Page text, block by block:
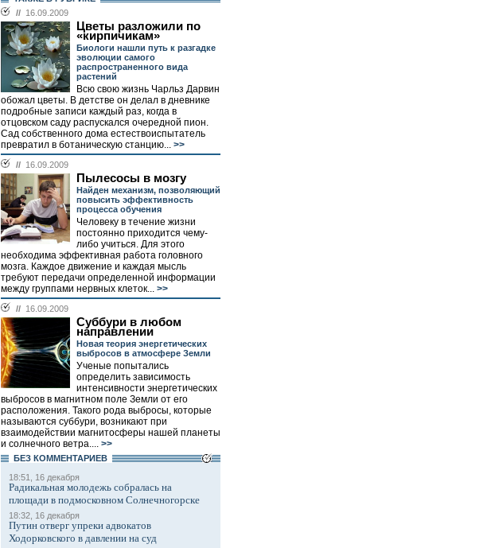
// 16.09.2009
Цветы разложили по
«кирпичикам»
Биологи нашли путь к разгадке
эволюции самого
распространенного вида
растений
Всю свою жизнь Чарльз Дарвин
обожал цветы. В детстве он делал в дневнике
подробные записи каждый раз, когда в
отцовском саду распускался очередной пион.
Сад собственного дома естествоиспытатель
превратил в ботаническую станцию... >>
// 16.09.2009
Пылесосы в мозгу
Найден механизм, позволяющий
повысить эффективность
процесса обучения
Человеку в течение жизни
постоянно приходится чему-
либо учиться. Для этого
необходима эффективная работа головного
мозга. Каждое движение и каждая мысль
требуют передачи определенной информации
между группами нервных клеток... >>
// 16.09.2009
Суббури в любом
направлении
Новая теория энергетических
выбросов в атмосфере Земли
Ученые попытались
определить зависимость
интенсивности энергетических
выбросов в магнитном поле Земли от его
расположения. Такого рода выбросы, которые
называются суббури, возникают при
взаимодействии магнитосферы нашей планеты
и солнечного ветра.... >>
БЕЗ КОМMЕНТАРИЕВ
18:51, 16 декабря
Радикальная молодежь собралась на
площади в подмосковном Солнечногорске
18:32, 16 декабря
Путин отверг упреки адвокатов
Ходорковского в давлении на суд